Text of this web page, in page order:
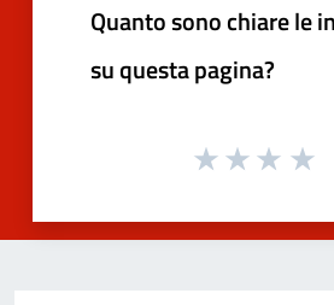
Quanto sono chiare le
su questa pagina?